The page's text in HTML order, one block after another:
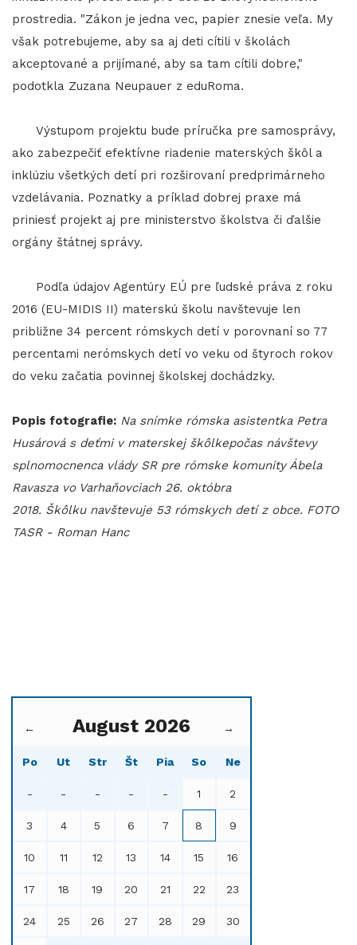
prostredia. "Zákon je jedna vec, papier znesie veľa. My
však potrebujeme, aby sa aj deti cítili v školách
akceptované a prijímané, aby sa tam cítili dobre,"
podotkla Zuzana Neupauer z eduRoma.
Výstupom projektu bude príručka pre samosprávy,
ako zabezpečiť efektívne riadenie materských škôl a
inklúziu všetkých detí pri rozširovaní predprimárneho
vzdelávania. Poznatky a príklad dobrej praxe má
priniesť projekt aj pre ministerstvo školstva či ďalšie
orgány štátnej správy.
Podľa údajov Agentúry EÚ pre ľudské práva z roku
2016 (EU-MIDIS II) materskú školu navštevuje len
približne 34 percent rómskych detí v porovnaní so 77
percentami nerómskych detí vo veku od štyroch rokov
do veku začatia povinnej školskej dochádzky.
Popis fotografie: Na snímke rómska asistentka Petra
Husárová s deťmi v materskej škôlkepočas návštevy
splnomocnenca vlády SR pre rómske komunity Ábela
Ravasza vo Varhaňovciach 26. októbra
2018. Škôlku navštevuje 53 rómskych detí z obce. FOTO
TASR - Roman Hanc
← August 2026 →
Po Ut Str Št Pia So Ne
- - - - - 1 2
3 4 5 6 7 8 9
10 11 12 13 14 15 16
17 18 19 20 21 22 23
24 25 26 27 28 29 30